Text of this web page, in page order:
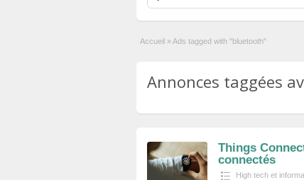
Accueil »Ads tagged with "bluetooth"
Annonces taggées
Things
connectés
High tech et